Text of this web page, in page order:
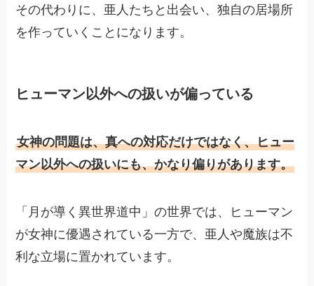
その代わりに、亜人たちと出会い、独自の居場所
を作っていくことになります。
ヒューマン以外への扱いが偏っている
女神の問題は、真への対応だけではなく、ヒュー
マン以外への扱いにも、かなり偏りがあります。
「月が導く異世界道中」の世界では、ヒューマン
が女神に優遇されている一方で、亜人や魔族は不
利な立場に置かれています。